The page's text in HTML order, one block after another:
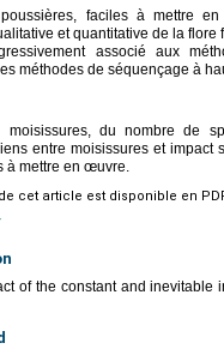
faciles à mettre
et quantitative de la
associé aux
méthodes de séquençage à
du nombre de
entre moisissures et impact
à mettre en œuvre.
cet article est disponible en
of the constant and